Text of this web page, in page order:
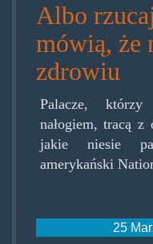
Albo
mówią, że
zdrowiu
Palacze,
nałogiem, tracą z
jakie niesie
amerykański
25